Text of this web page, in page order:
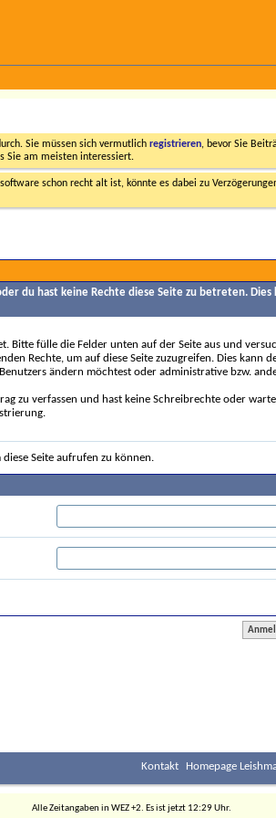
Sie müssen sich vermutlich registrieren, bevor Sie
Sie am meisten interessiert.
schon recht alt ist, könnte es dabei zu
du hast keine Rechte diese Seite zu betreten.
Bitte fülle die Felder unten auf der Seite aus und
Rechte, um auf diese Seite zuzugreifen. Dies kann
ändern möchtest oder administrative bzw.
zu verfassen und hast keine Schreibrechte oder
diese Seite aufrufen zu können.
Kontakt Homepage
Alle Zeitangaben in WEZ +2. Es ist jetzt 12:29Uhr.